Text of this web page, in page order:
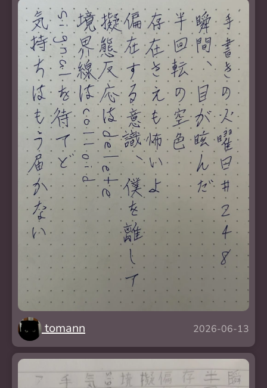
tomann 2026-06-13